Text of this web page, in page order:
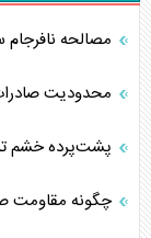
مصالحه نافرجام
محدودیت
پشت‌پرده خشم
چگونه مقاومت